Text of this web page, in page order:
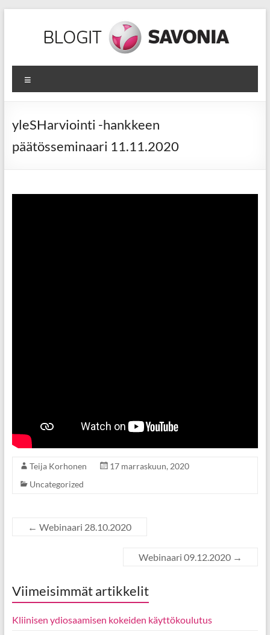
yleSHarviointi
–
2020
luvun
osaamisen
yleSHarviointi -hankkeen
päätösseminaari 11.11.2020
Teija Korhonen
17 marraskuun, 2020
Uncategorized
← Webinaari 28.10.2020
Webinaari 09.12.2020 →
Viimeisimmät artikkelit
Kliinisen ydiosaamisen kokeiden käyttökoulutus